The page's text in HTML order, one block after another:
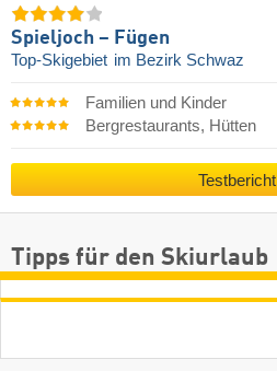
Spieljoch – Fügen
Top-Skigebiet im Bezirk Schwaz
Familien und Kinder
Bergrestaurants, Hütten
Testbericht
Tipps für den Skiurlaub